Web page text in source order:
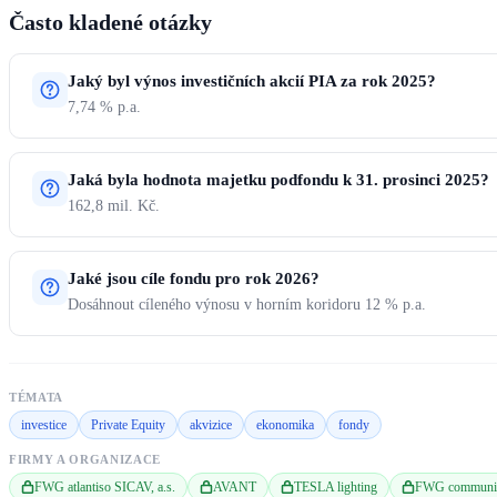
Často kladené otázky
Jaký byl výnos investičních akcií PIA za rok 2025?
7,74 % p.a.
Jaká byla hodnota majetku podfondu k 31. prosinci 2025?
162,8 mil. Kč.
Jaké jsou cíle fondu pro rok 2026?
Dosáhnout cíleného výnosu v horním koridoru 12 % p.a.
TÉMATA
investice Private Equity akvizice ekonomika fondy
FIRMY A ORGANIZACE
FWG atlantiso SICAV, a.s. AVANT TESLA lighting FWG